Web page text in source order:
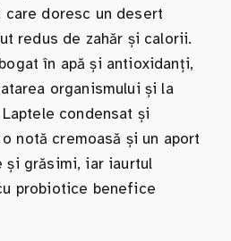
doresc un desert
redus de zahăr și calorii.
în apă și antioxidanți,
organismului și la
condensat și
notă cremoasă și un aport
și grăsimi, iar iaurtul
probiotice benefice